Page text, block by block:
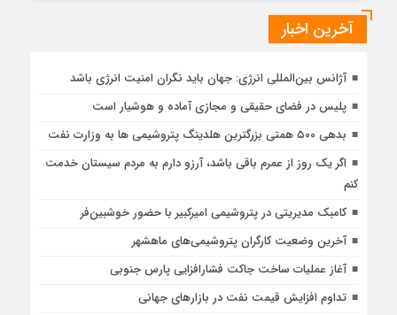
آخرین اخبار
آژانس بین‌المللی انرژی: جهان باید نگران امنیت انرژی باشد
پلیس در فضای حقیقی و مجازی آماده و هوشیار است
بدهی ۵۰۰ همتی بزرگترین هلدینگ پتروشیمی ها به وزارت نفت
اگر یک روز از عمرم باقی باشد، آرزو دارم به مردم سیستان خدمت
کنم
کامبک مدیریتی در پتروشیمی امیرکبیر با حضور خوشبین‌فر
آخرین وضعیت کارگران پتروشیمی‌های ماهشهر
آغاز عملیات ساخت جاکت فشارافزایی پارس جنوبی
تداوم افزایش قیمت نفت در بازارهای جهانی